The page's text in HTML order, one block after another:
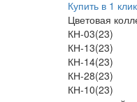
Купить в 1 клик
Цветовая
КН-03(23)
КН-13(23)
КН-14(23)
КН-28(23)
КН-10(23)